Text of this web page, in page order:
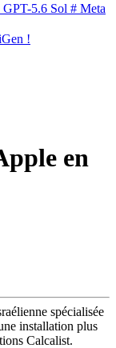
GPT-5.6 Sol # Meta
!
en
spécialisée
installation plus
Calcalist.